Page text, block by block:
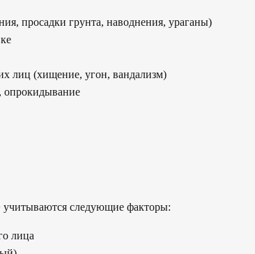
просадки грунта, наводнения, ураганы)
лиц (хищение, угон, вандализм)
опрокидывание
следующие факторы:
лица